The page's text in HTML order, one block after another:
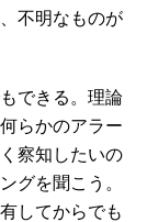
不明なものが
できる。理論
らかのアラー
察知したいの
グを聞こう。
してからでも